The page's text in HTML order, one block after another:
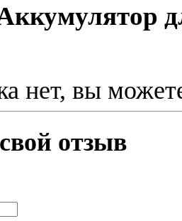
нет, вы
отзыв